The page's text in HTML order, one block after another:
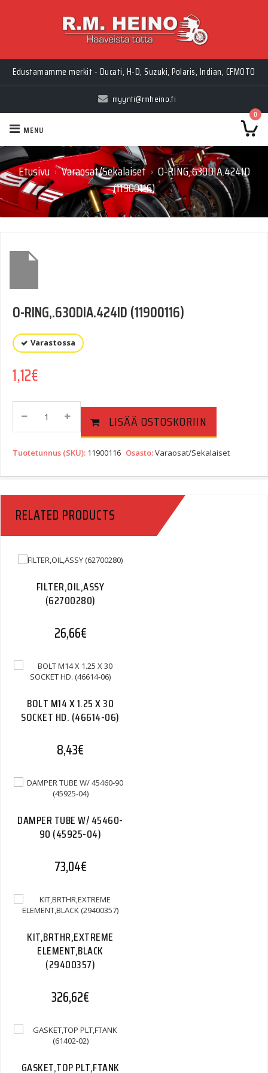
Edustamamme merkit - Ducati, H-D, Suzuki, Polaris, Indian, CFMOTO
myynti@rmheino.fi
0
MENU
Etusivu › Varaosat/Sekalaiset › O-RING,.630DIA.424ID
(11900116)
O-RING,.630DIA.424ID (11900116)
Varastossa
1,12€
RING,.630DIA.424ID
Quantity
LISÄÄ OSTOSKORIIN
Tuotetunnus (SKU): 11900116 Osasto:Varaosat/Sekalaiset
RELATED PRODUCTS
FILTER,OIL,ASSY
(62700280)
26,66€
BOLT M14 X 1.25 X 30
SOCKET HD. (46614-06)
8,43€
DAMPER TUBE W/ 45460-
90 (45925-04)
73,04€
KIT,BRTHR,EXTREME
ELEMENT,BLACK
(29400357)
326,62€
GASKET,TOP PLT,FTANK